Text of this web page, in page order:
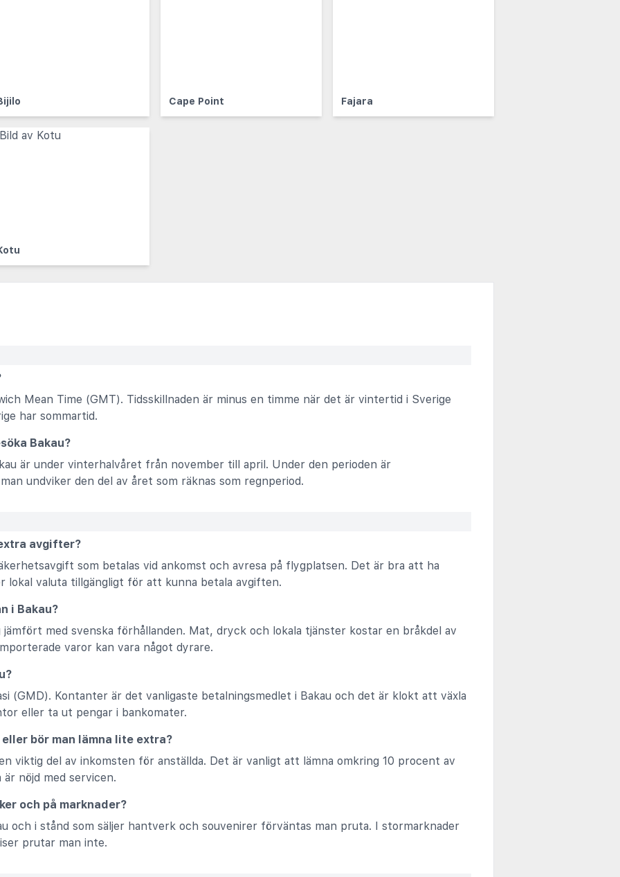
Cape Point Fajara
Mean Time (GMT). Tidsskillnaden är minus en timme när det är vintertid i Sverige
har sommartid.
Bakau?
är under vinterhalvåret från november till april. Under den perioden är
undviker den del av året som räknas som regnperiod.
avgifter?
som betalas vid ankomst och avresa på flygplatsen. Det är bra att ha
lokal valuta tillgängligt för att kunna betala avgiften.
i Bakau?
jämfört med svenska förhållanden. Mat, dryck och lokala tjänster kostar en bråkdel av
varor kan vara något dyrare.
(GMD). Kontanter är det vanligaste betalningsmedlet i Bakau och det är klokt att växla
eller ta ut pengar i bankomater.
bör man lämna lite extra?
viktig del av inkomsten för anställda. Det är vanligt att lämna omkring 10 procent av
nöjd med servicen.
och på marknader?
och i stånd som säljer hantverk och souvenirer förväntas man pruta. I stormarknader
prutar man inte.